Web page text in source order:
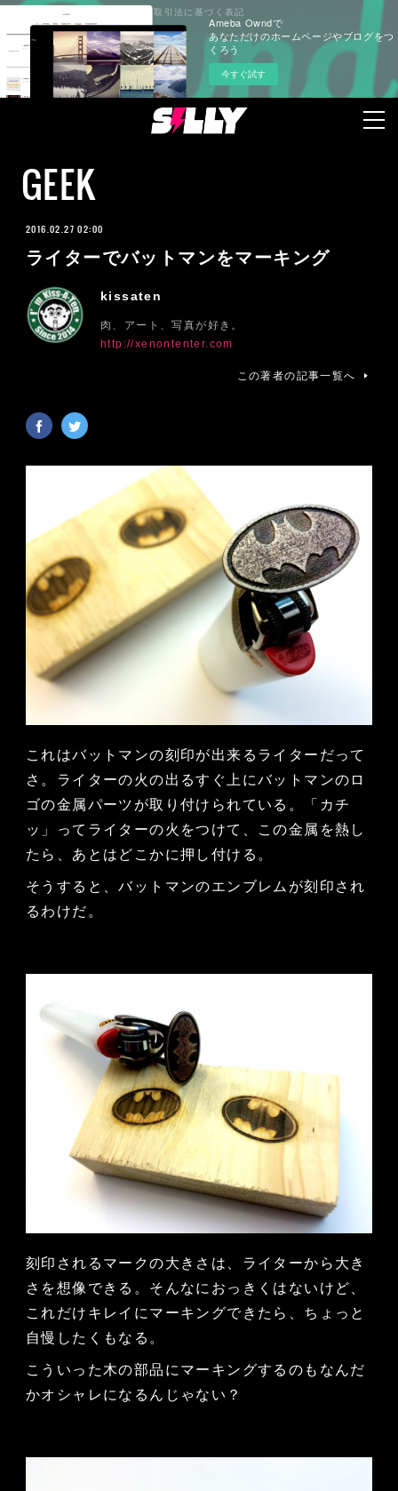
Ameba Owndで
あなただけのホームページやブログをつ
くろう
今すぐ試す
GEEK
2016.02.27 02:00
ライターでバットマンをマーキング
kissaten
肉、アート、写真が好き。
http://xenontenter.com
この著者の記事一覧へ
これはバットマンの刻印が出来るライターだって
さ。ライターの火の出るすぐ上にバットマンのロ
ゴの金属パーツが取り付けられている。「カチ
ッ」ってライターの火をつけて、この金属を熱し
たら、あとはどこかに押し付ける。
そうすると、バットマンのエンブレムが刻印され
るわけだ。
刻印されるマークの大きさは、ライターから大き
さを想像できる。そんなにおっきくはないけど、
これだけキレイにマーキングできたら、ちょっと
自慢したくもなる。
こういった木の部品にマーキングするのもなんだ
かオシャレになるんじゃない？
プライバシーポリシー 特定商取引法に基づく表記